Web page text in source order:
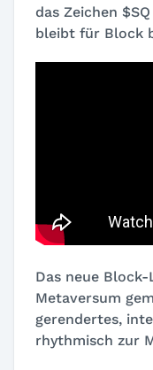
das Zeichen
bleibt für Block
Das neue
Metaversum
gerendertes,
rhythmisch zur